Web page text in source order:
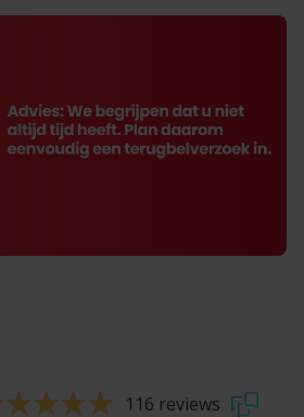
116 reviews